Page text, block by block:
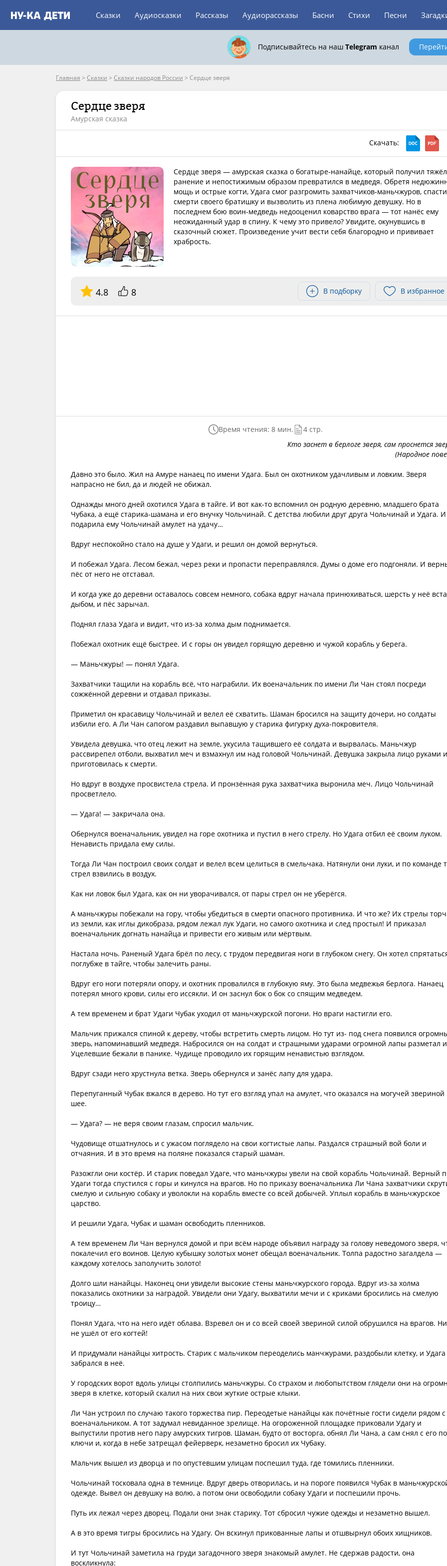
Сказки Аудиосказки Рассказы Аудиорассказы Басни Стихи Песни
Подписывайтесь на наш Telegram канал
Главная > Сказки > Сказки народов России > Сердце зверя
Сердце зверя
Амурская сказка
Скачать:
Сердце зверя — амурская сказка о богатыре-нанайце, который получил
ранение и непостижимым образом превратился в медведя. Обретя
мощь и острые когти, Удага смог разгромить захватчиков-маньчжуров,
смерти своего братишку и вызволить из плена любимую девушку. Но в
последнем бою воин-медведь недооценил коварство врага — тот нанёс ему
неожиданный удар в спину. К чему это привело? Увидите, окунувшись в
сказочный сюжет. Произведение учит вести себя благородно и прививает
храбрость.
4.8 8 В подборку В избранное
Время чтения: 8 мин.
4 стр.
Кто заснет в берлоге зверя, сам проснется
(Народное
Давно это было. Жил на Амуре нанаец по имени Удага. Был он охотником удачливым и ловким. Зверя
напрасно не бил, да и людей не обижал.
Однажды много дней охотился Удага в тайге. И вот как-то вспомнил он родную деревню, младшего брата
Чубака, а ещё старика-шамана и его внучку Чольчинай. С детства любили друг друга Чольчинай и Удага. И
подарила ему Чольчинай амулет на удачу…
Вдруг неспокойно стало на душе у Удаги, и решил он домой вернуться.
И побежал Удага. Лесом бежал, через реки и пропасти переправлялся. Думы о доме его подгоняли. И
пёс от него не отставал.
И когда уже до деревни оставалось совсем немного, собака вдруг начала принюхиваться, шерсть у неё
дыбом, и пёс зарычал.
Поднял глаза Удага и видит, что из-за холма дым поднимается.
Побежал охотник ещё быстрее. И с горы он увидел горящую деревню и чужой корабль у берега.
— Маньчжуры! — понял Удага.
Захватчики тащили на корабль всё, что награбили. Их военачальник по имени Ли Чан стоял посреди
сожжённой деревни и отдавал приказы.
Приметил он красавицу Чольчинай и велел её схватить. Шаман бросился на защиту дочери, но солдаты
избили его. А Ли Чан сапогом раздавил выпавшую у старика фигурку духа-покровителя.
Увидела девушка, что отец лежит на земле, укусила тащившего её солдата и вырвалась. Маньчжур
рассвирепел отболи, выхватил меч и взмахнул им над головой Чольчинай. Девушка закрыла лицо руками и
приготовилась к смерти.
Но вдруг в воздухе просвистела стрела. И пронзённая рука захватчика выронила меч. Лицо Чольчинай
просветлело.
— Удага! — закричала она.
Обернулся военачальник, увидел на горе охотника и пустил в него стрелу. Но Удага отбил её своим луком.
Ненависть придала ему силы.
Тогда Ли Чан построил своих солдат и велел всем целиться в смельчака. Натянули они луки, и по команде
стрел взвились в воздух.
Как ни ловок был Удага, как он ни уворачивался, от пары стрел он не уберёгся.
А маньчжуры побежали на гору, чтобы убедиться в смерти опасного противника. И что же? Их стрелы
из земли, как иглы дикобраза, рядом лежал лук Удаги, но самого охотника и след простыл! И приказал
военачальник догнать нанайца и привести его живым или мёртвым.
Настала ночь. Раненый Удага брёл по лесу, с трудом передвигая ноги в глубоком снегу. Он хотел
поглубже в тайге, чтобы залечить раны.
Вдруг его ноги потеряли опору, и охотник провалился в глубокую яму. Это была медвежья берлога. Нанаец
потерял много крови, силы его иссякли. И он заснул бок о бок со спящим медведем.
А тем временем и брат Удаги Чубак уходил от маньчжурской погони. Но враги настигли его.
Мальчик прижался спиной к дереву, чтобы встретить смерть лицом. Но тут из- под снега появился
зверь, напоминавший медведя. Набросился он на солдат и страшными ударами огромной лапы разметал
Уцелевшие бежали в панике. Чудище проводило их горящим ненавистью взглядом.
Вдруг сзади него хрустнула ветка. Зверь обернулся и занёс лапу для удара.
Перепуганный Чубак вжался в дерево. Но тут его взгляд упал на амулет, что оказался на могучей звериной
шее.
— Удага? — не веря своим глазам, спросил мальчик.
Чудовище отшатнулось и с ужасом поглядело на свои когтистые лапы. Раздался страшный вой боли и
отчаяния. И в это время на поляне показался старый шаман.
Разожгли они костёр. И старик поведал Удаге, что маньчжуры увели на свой корабль Чольчинай. Верный
Удаги тогда спустился с горы и кинулся на врагов. Но по приказу военачальника Ли Чана захватчики
смелую и сильную собаку и уволокли на корабль вместе со всей добычей. Уплыл корабль в маньчжурское
царство.
И решили Удага, Чубак и шаман освободить пленников.
А тем временем Ли Чан вернулся домой и при всём народе объявил награду за голову неведомого зверя,
покалечил его воинов. Целую кубышку золотых монет обещал военачальник. Толпа радостно загалдела —
каждому хотелось заполучить золото!
Долго шли нанайцы. Наконец они увидели высокие стены маньчжурского города. Вдруг из-за холма
показались охотники за наградой. Увидели они Удагу, выхватили мечи и с криками бросились на смелую
троицу…
Понял Удага, что на него идёт облава. Взревел он и со всей своей звериной силой обрушился на врагов.
не ушёл от его когтей!
И придумали нанайцы хитрость. Старик с мальчиком переоделись манчжурами, раздобыли клетку, и Удага
забрался в неё.
У городских ворот вдоль улицы столпились маньчжуры. Со страхом и любопытством глядели они на
зверя в клетке, который скалил на них свои жуткие острые клыки.
Ли Чан устроил по случаю такого торжества пир. Переодетые нанайцы как почётные гости сидели рядом с
военачальником. А тот задумал невиданное зрелище. На огороженной площадке приковали Удагу и
выпустили против него пару амурских тигров. Шаман, будто от восторга, обнял Ли Чана, а сам снял с его
ключи и, когда в небе затрещал фейерверк, незаметно бросил их Чубаку.
Мальчик вышел из дворца и по опустевшим улицам поспешил туда, где томились пленники.
Чольчинай тосковала одна в темнице. Вдруг дверь отворилась, и на пороге появился Чубак в
одежде. Вывел он девушку на волю, а потом они освободили собаку Удаги и поспешили прочь.
Путь их лежал через дворец. Подали они знак старику. Тот сбросил чужие одежды и незаметно вышел.
А в это время тигры бросились на Удагу. Он вскинул прикованные лапы и отшвырнул обоих хищников.
И тут Чольчинай заметила на груди загадочного зверя знакомый амулет. Не сдержав радости, она
воскликнула: